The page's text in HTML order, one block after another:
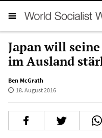
Japan will
im Ausland
Ben McGrath
18. August 2016